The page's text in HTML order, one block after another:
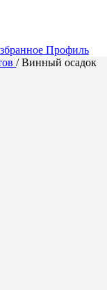
Профиль
/Винный осадок